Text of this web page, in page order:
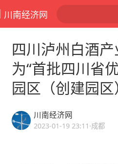
川南经济网
四川泸州白酒
为“首批四川省
园区（创建园区
川南经济网
2023-01-19 23:11 ·成都